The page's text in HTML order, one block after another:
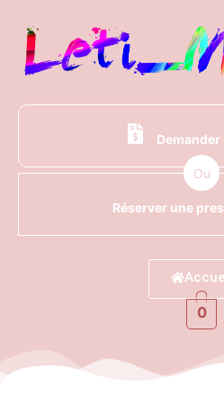
Demander
Ou
Réserver une
0